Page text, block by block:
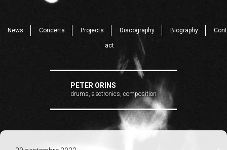
News Concerts Projects Discography Biography Cont
act
PETER ORINS
drums, electronics, composition